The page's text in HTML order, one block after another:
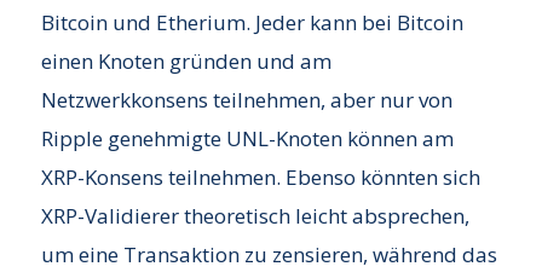
Bitcoin und Etherium. Jeder kann bei Bitcoin
einen Knoten gründen und am
Netzwerkkonsens teilnehmen, aber nur von
Ripple genehmigte UNL-Knoten können am
XRP-Konsens teilnehmen. Ebenso könnten sich
XRP-Validierer theoretisch leicht absprechen,
um eine Transaktion zu zensieren, während das